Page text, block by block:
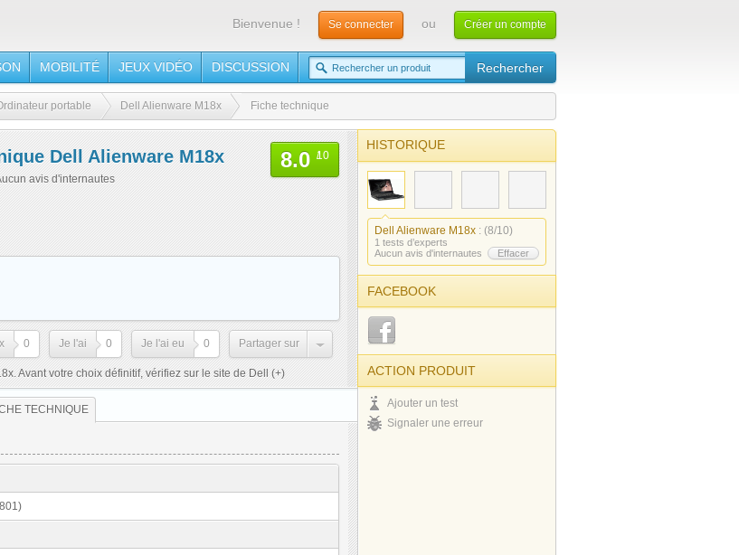
Bienvenue ! Se connecter ou Créer un compte
MOBILITÉ JEUX VIDÉO DISCUSSION
portable Dell Alienware M18x Fiche technique
Dell Alienware M18x
avis d'internautes
8.0 /10
0 Je l'ai 0 Je l'ai eu 0 Partager sur
Avant votre choix définitif, vérifiez sur le site de Dell (+)
TECHNIQUE
HISTORIQUE
Dell Alienware M18x : (8/10)
1 tests d’experts
Aucun avis d'internautes
Effacer
FACEBOOK
ACTION PRODUIT
Ajouter un test
Signaler une erreur